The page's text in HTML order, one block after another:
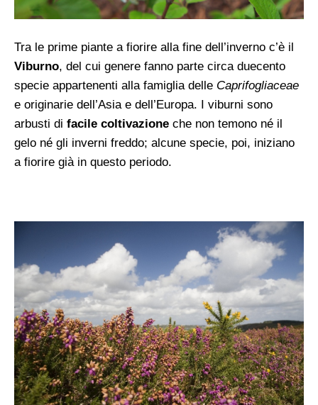
Tra le prime piante a fiorire alla fine dell’inverno c’è il
Viburno, del cui genere fanno parte circa duecento
specie appartenenti alla famiglia delle Caprifogliaceae
e originarie dell’Asia e dell’Europa. I viburni sono
arbusti di facile coltivazione che non temono né il
gelo né gli inverni freddo; alcune specie, poi, iniziano
a fiorire già in questo periodo.